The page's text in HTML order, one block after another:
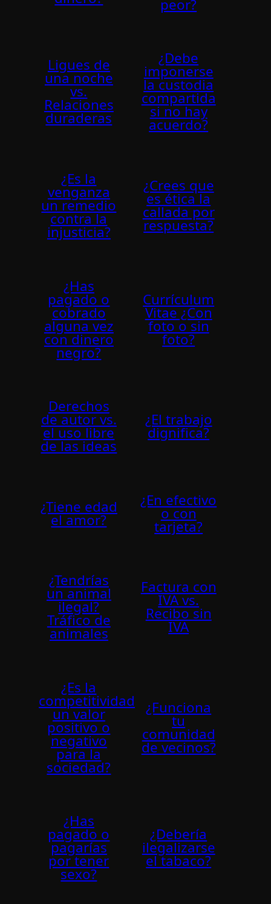
peor?
Ligues de
una noche
vs.
Relaciones
duraderas
¿Debe
imponerse
la custodia
compartida
si no hay
acuerdo?
¿Es la
venganza
un remedio
contra la
injusticia?
¿Crees que
es ética la
callada por
respuesta?
¿Has
pagado o
cobrado
alguna vez
con dinero
negro?
Currí­culum
Vitae ¿Con
foto o sin
foto?
Derechos
de autor vs.
el uso libre
de las ideas
¿El trabajo
dignifica?
¿Tiene edad
el amor?
¿En efectivo
o con
tarjeta?
¿Tendrí­as
un animal
ilegal?
Tráfico de
animales
Factura con
IVA vs.
Recibo sin
IVA
¿Es la
competitividad
un valor
positivo o
negativo
para la
sociedad?
¿Funciona
tu
comunidad
de vecinos?
¿Has
pagado o
pagarí­as
por tener
sexo?
¿Debería
ilegalizarse
el tabaco?